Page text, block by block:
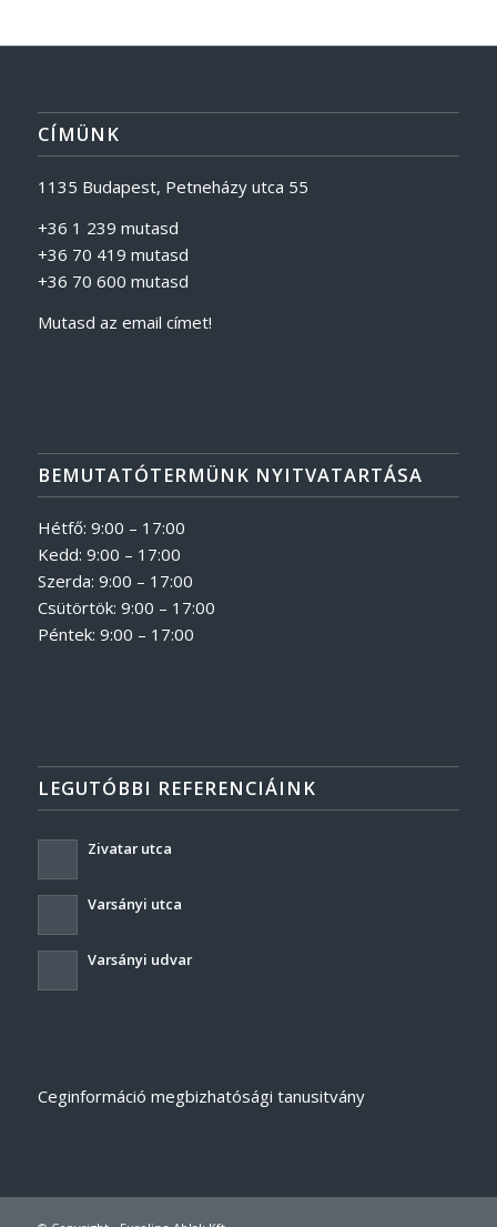
CÍMÜNK
1135 Budapest, Petneházy utca 55
+36 1 239 mutasd
+36 70 419 mutasd
+36 70 600 mutasd
Mutasd az email címet!
BEMUTATÓTERMÜNK NYITVATARTÁSA
Hétfő: 9:00 – 17:00
Kedd: 9:00 – 17:00
Szerda: 9:00 – 17:00
Csütörtök: 9:00 – 17:00
Péntek: 9:00 – 17:00
LEGUTÓBBI REFERENCIÁINK
Zivatar utca
Varsányi utca
Varsányi udvar
Ceginformáció megbizhatósági tanusitvány